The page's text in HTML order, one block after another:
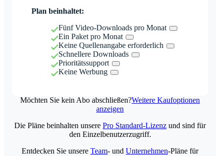
Plan beinhaltet:
Fünf Video-Downloads pro Monat
Ein Paket pro Monat
Keine Quellenangabe erforderlich
Schnellere Downloads
Prioritätssupport
Keine Werbung
Möchten Sie kein Abo abschließen?Weitere Kaufoptionen
anzeigen
Die Pläne beinhalten unsere Pro Standard-Lizenz und sind für
den Einzelbenutzerzugriff.
Entdecken Sie unsere Team- und Unternehmen-Pläne für